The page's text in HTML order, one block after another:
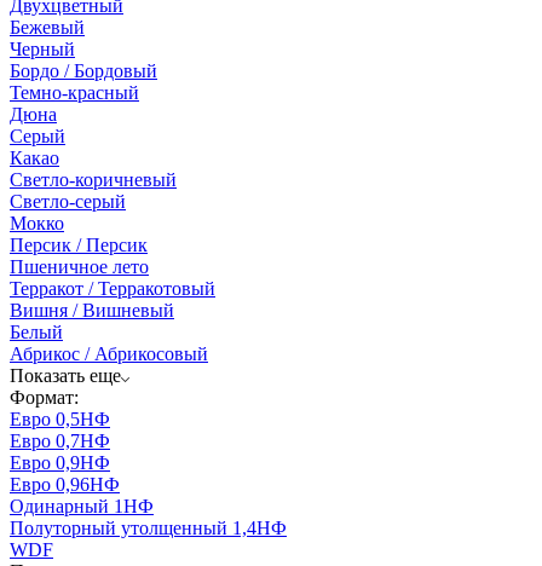
Двухцветный
Бежевый
Черный
Бордо / Бордовый
Темно-красный
Дюна
Серый
Какао
Светло-коричневый
Светло-серый
Мокко
Персик / Персик
Пшеничное лето
Терракот / Терракотовый
Вишня / Вишневый
Белый
Абрикос / Абрикосовый
Показать еще
Формат:
Евро 0,5НФ
Евро 0,7НФ
Евро 0,9НФ
Евро 0,96НФ
Одинарный 1НФ
Полуторный утолщенный 1,4НФ
WDF